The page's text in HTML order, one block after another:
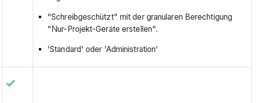
"Schreibgeschützt" mit der granularen Berechtigung
"Nur-Projekt-Geräte erstellen".
'Standard' oder 'Administration'